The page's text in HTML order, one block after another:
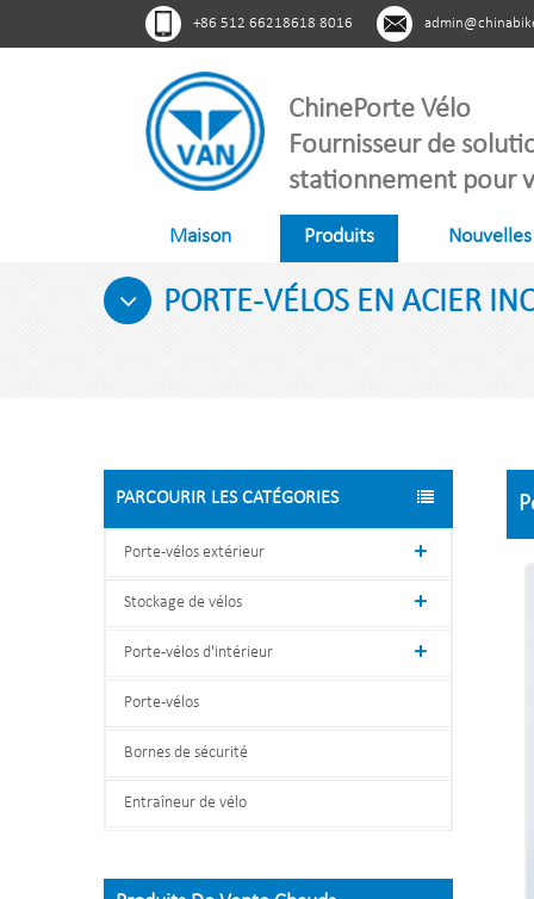
+86 512 66218618 8016
ChinePorte Vélo
Fournisseur de
stationnement pour
Maison Produits Nouvelles
PORTE-VÉLOS EN ACIER
PARCOURIR LES CATÉGORIES
Porte-vélos extérieur
Stockage de vélos
Porte-vélos d'intérieur
Porte-vélos
Bornes de sécurité
Entraîneur de vélo